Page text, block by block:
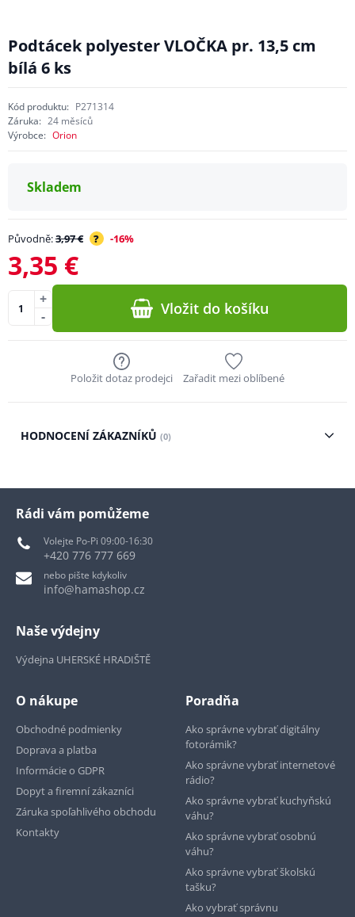
Podtácek polyester VLOČKA pr. 13,5 cm
bílá 6 ks
Kód produktu: P271314
Záruka: 24 měsíců
Výrobce: Orion
Skladem
Původně:3,97 € ? -16%
3,35 €
-
+ Vložit do košíku
Položit dotaz prodejci Zařadit mezi oblíbené
HODNOCENÍ ZÁKAZNÍKŮ (0)
Rádi vám pomůžeme
Volejte Po-Pi 09:00-16:30
+420 776 777 669
nebo pište kdykoliv
info@hamashop.cz
Naše výdejny
Výdejna UHERSKÉ HRADIŠTĚ
O nákupe
Obchodné podmienky
Doprava a platba
Informácie o GDPR
Dopyt a firemní zákazníci
Záruka spoľahlivého obchodu
Kontakty
Poradňa
Ako správne vybrať digitálny
fotorámik?
Ako správne vybrať internetové
rádio?
Ako správne vybrať kuchyňskú
váhu?
Ako správne vybrať osobnú
váhu?
Ako správne vybrať školskú
tašku?
Ako vybrať správnu